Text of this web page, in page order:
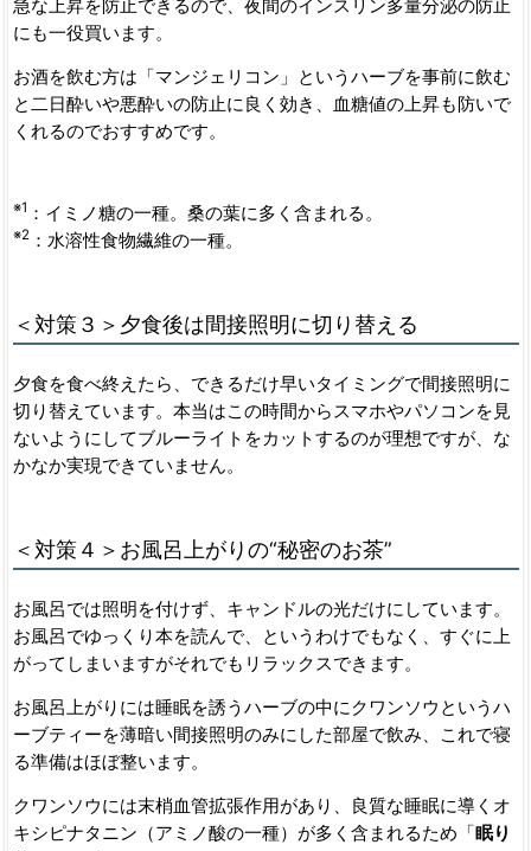
急な上昇を防止できるので、夜間のインスリン多量分泌の防止
にも一役買います。
お酒を飲む方は「マンジェリコン」というハーブを事前に飲む
と二日酔いや悪酔いの防止に良く効き、血糖値の上昇も防いで
くれるのでおすすめです。
※1 ：イミノ糖の一種。桑の葉に多く含まれる。
※2：水溶性食物繊維の一種。
＜対策３＞夕食後は間接照明に切り替える
夕食を食べ終えたら、できるだけ早いタイミングで間接照明に
切り替えています。本当はこの時間からスマホやパソコンを見
ないようにしてブルーライトをカットするのが理想ですが、な
かなか実現できていません。
＜対策４＞お風呂上がりの“秘密のお茶”
お風呂では照明を付けず、キャンドルの光だけにしています。
お風呂でゆっくり本を読んで、というわけでもなく、すぐに上
がってしまいますがそれでもリラックスできます。
お風呂上がりには睡眠を誘うハーブの中にクワンソウというハ
ーブティーを薄暗い間接照明のみにした部屋で飲み、これで寝
る準備はほぼ整います。
クワンソウには末梢血管拡張作用があり、良質な睡眠に導くオ
キシピナタニン（アミノ酸の一種）が多く含まれるため「眠り